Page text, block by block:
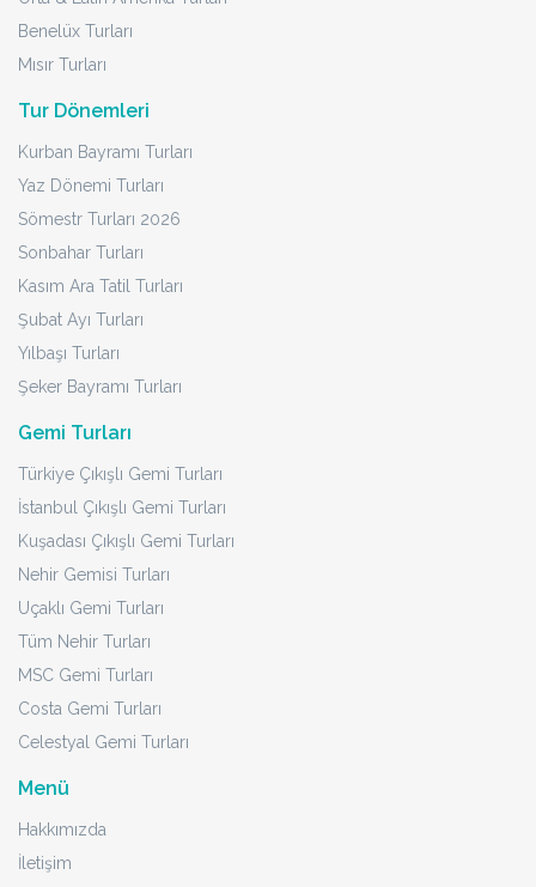
Benelüx Turları
Mısır Turları
Tur Dönemleri
Kurban Bayramı Turları
Yaz Dönemi Turları
Sömestr Turları 2026
Sonbahar Turları
Kasım Ara Tatil Turları
Şubat Ayı Turları
Yılbaşı Turları
Şeker Bayramı Turları
Gemi Turları
Türkiye Çıkışlı Gemi Turları
İstanbul Çıkışlı Gemi Turları
Kuşadası Çıkışlı Gemi Turları
Nehir Gemisi Turları
Uçaklı Gemi Turları
Tüm Nehir Turları
MSC Gemi Turları
Costa Gemi Turları
Celestyal Gemi Turları
Menü
Hakkımızda
İletişim